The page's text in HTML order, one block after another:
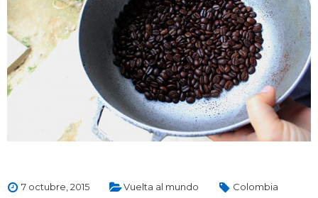
7 octubre, 2015 Vuelta al mundo
Colombia